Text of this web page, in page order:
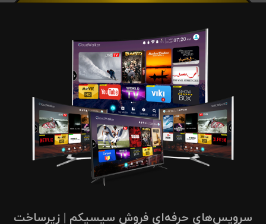
سرویس‌های حرفه‌ای فروش سیسیکم | زیرساخت